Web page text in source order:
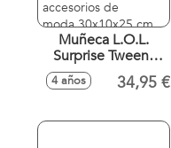
Muñeca L.O.L.
Surprise Tweens
Costume Surprise
Aya Cherry.Incluye
nuevos estilos y
4 años 34,95 €